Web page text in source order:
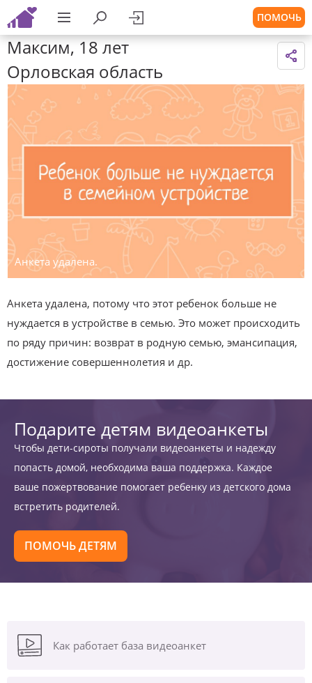
ПОМОЧЬ
Максим, 18 лет
Орловская область
Анкета удалена.
Анкета удалена, потому что этот ребенок больше не
нуждается в устройстве в семью. Это может происходить
по ряду причин: возврат в родную семью, эмансипация,
достижение совершеннолетия и др.
Подарите детям видеоанкеты
Чтобы дети-сироты получали видеоанкеты и надежду
попасть домой, необходима ваша поддержка. Каждое
ваше пожертвование помогает ребенку из детского дома
встретить родителей.
ПОМОЧЬ ДЕТЯМ
Как работает база видеоанкет